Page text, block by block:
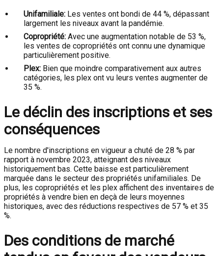
Unifamiliale: Les ventes ont bondi de 44 %, dépassant
largement les niveaux avant la pandémie.
Copropriété: Avec une augmentation notable de 53 %,
les ventes de copropriétés ont connu une dynamique
particulièrement positive.
Plex: Bien que moindre comparativement aux autres
catégories, les plex ont vu leurs ventes augmenter de
35 %.
Le déclin des inscriptions et ses
conséquences
Le nombre d'inscriptions en vigueur a chuté de 28 % par
rapport à novembre 2023, atteignant des niveaux
historiquement bas. Cette baisse est particulièrement
marquée dans le secteur des propriétés unifamiliales. De
plus, les copropriétés et les plex affichent des inventaires de
propriétés à vendre bien en deçà de leurs moyennes
historiques, avec des réductions respectives de 57 % et 35
%.
Des conditions de marché